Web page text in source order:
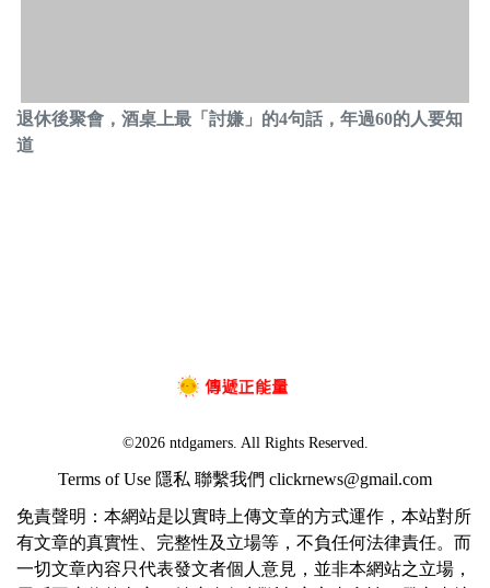
退休後聚會，酒桌上最「討嫌」的4句話，年過60的人要知
道
©2026 ntdgamers. All Rights Reserved.
Terms of Use 隱私 聯繫我們 clickrnews@gmail.com
免責聲明：本網站是以實時上傳文章的方式運作，本站對所
有文章的真實性、完整性及立場等，不負任何法律責任。而
一切文章內容只代表發文者個人意見，並非本網站之立場，